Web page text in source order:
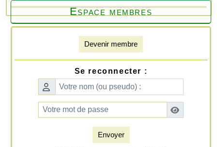
Espace membres
Devenir membre
Se reconnecter :
Envoyer